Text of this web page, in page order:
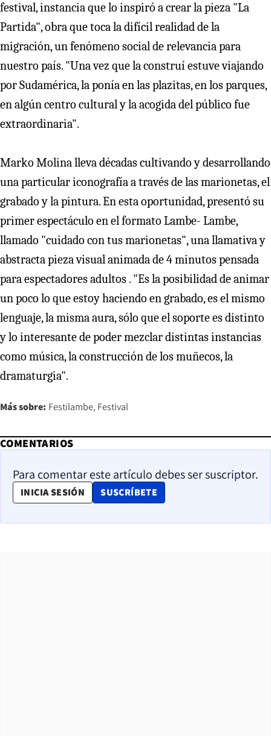
festival, instancia que lo inspiró a crear la pieza "La
Partida", obra que toca la difícil realidad de la
migración, un fenómeno social de relevancia para
nuestro país. "Una vez que la construí estuve viajando
por Sudamérica, la ponía en las plazitas, en los parques,
en algún centro cultural y la acogida del público fue
extraordinaria".
Marko Molina lleva décadas cultivando y desarrollando
una particular iconografía a través de las marionetas, el
grabado y la pintura. En esta oportunidad, presentó su
primer espectáculo en el formato Lambe- Lambe,
llamado "cuidado con tus marionetas", una llamativa y
abstracta pieza visual animada de 4 minutos pensada
para espectadores adultos . "Es la posibilidad de animar
un poco lo que estoy haciendo en grabado, es el mismo
lenguaje, la misma aura, sólo que el soporte es distinto
y lo interesante de poder mezclar distintas instancias
como música, la construcción de los muñecos, la
dramaturgia".
Más sobre: Festilambe Festival
COMENTARIOS
Para comentar este artículo debes ser suscriptor.
INICIA SESIÓN SUSCRÍBETE
OPENS IN NEW WINDOW